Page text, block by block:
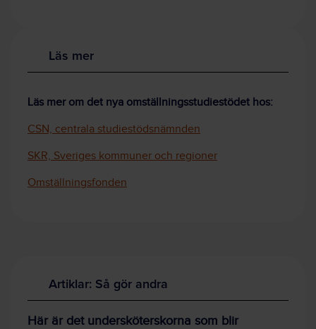
Läs mer
Läs mer om det nya omställningsstudiestödet hos:
CSN, centrala studiestödsnämnden
SKR, Sveriges kommuner och regioner
Omställningsfonden
Artiklar: Så gör andra
Här är det undersköterskorna som blir